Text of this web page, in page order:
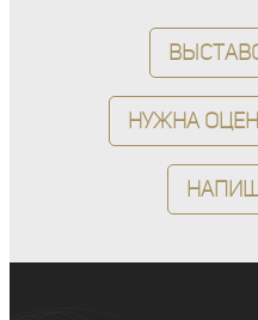
Нужна